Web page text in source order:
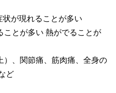
が現れることが多い
ことが多い 熱がでることが
）、関節痛、筋肉痛、全身の
ど